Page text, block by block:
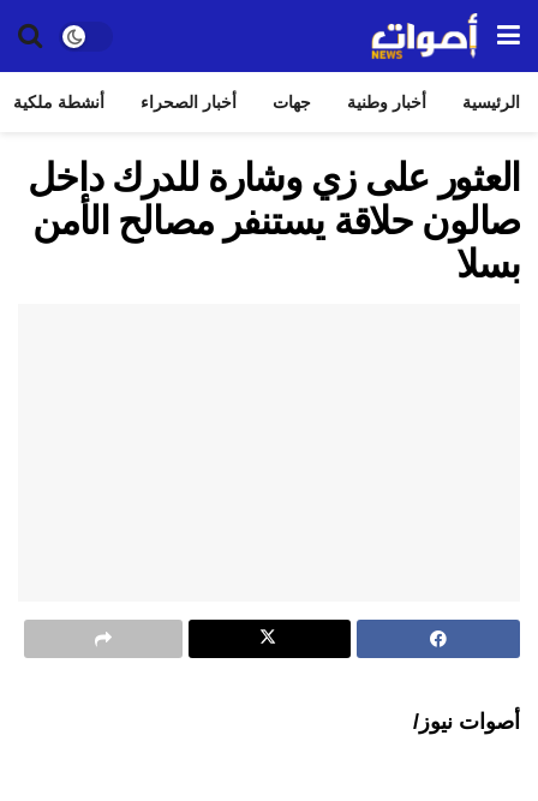
الرئيسية أخبار وطنية جهات أخبار الصحراء أنشطة ملكية
العثور على زي وشارة للدرك داخل
صالون حلاقة يستنفر مصالح الأمن
بسلا
أصوات نيوز/